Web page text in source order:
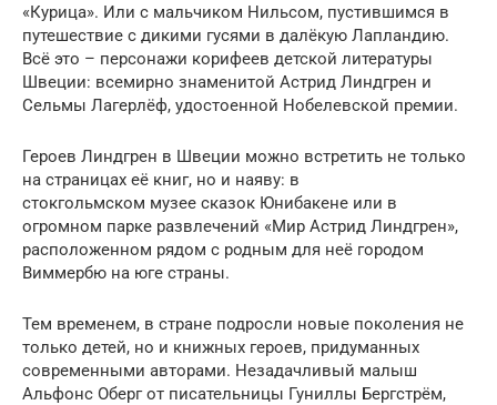
«Курица». Или с мальчиком Нильсом, пустившимся в
путешествие с дикими гусями в далёкую Лапландию.
Всё это – персонажи корифеев детской литературы
Швеции: всемирно знаменитой Астрид Линдгрен и
Сельмы Лагерлёф, удостоенной Нобелевской премии.
Героев Линдгрен в Швеции можно встретить не только
на страницах её книг, но и наяву: в
стокгольмском музее сказок Юнибакене или в
огромном парке развлечений «Мир Астрид Линдгрен»,
расположенном рядом с родным для неё городом
Виммербю на юге страны.
Тем временем, в стране подросли новые поколения не
только детей, но и книжных героев, придуманных
современными авторами. Незадачливый малыш
Альфонс Оберг от писательницы Гуниллы Бергстрём,